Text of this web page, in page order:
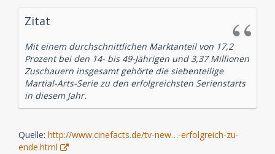
Zitat
Mit einem durchschnittlichen Marktanteil von 17,2
Prozent bei den 14- bis 49-Jährigen und 3,37 Millionen
Zuschauern insgesamt gehörte die siebenteilige
Martial-Arts-Serie zu den erfolgreichsten Serienstarts
in diesem Jahr.
Quelle: http://www.cinefacts.de/tv-new…-erfolgreich-zu-
ende.html